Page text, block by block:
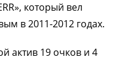
который вел
в 2011-2012 годах.
актив 19 очков и 4